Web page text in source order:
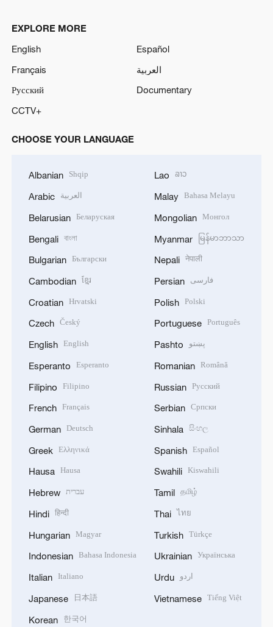
EXPLORE MORE
English
Español
Français
العربية
Русский
Documentary
CCTV+
CHOOSE YOUR LANGUAGE
Albanian Shqip
Arabic العربية
Belarusian Беларуская
Bengali বাংলা
Bulgarian Български
Cambodian ខ្មែរ
Croatian Hrvatski
Czech Český
English English
Esperanto Esperanto
Filipino Filipino
French Français
German Deutsch
Greek Ελληνικά
Hausa Hausa
Hebrew עברית
Hindi हिन्दी
Hungarian Magyar
Indonesian Bahasa Indonesia
Italian Italiano
Japanese 日本語
Korean 한국어
Lao ລາວ
Malay Bahasa Melayu
Mongolian Монгол
Myanmar မြန်မာဘာသာ
Nepali नेपाली
Persian فارسی
Polish Polski
Portuguese Português
Pashto پښتو
Romanian Română
Russian Русский
Serbian Српски
Sinhala සිංහල
Spanish Español
Swahili Kiswahili
Tamil தமிழ்
Thai ไทย
Turkish Türkçe
Ukrainian Українська
Urdu اردو
Vietnamese Tiếng Việt